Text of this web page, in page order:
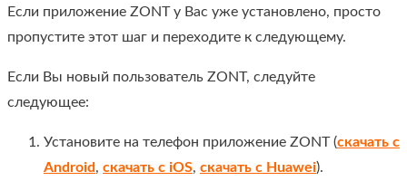
Если приложение ZONT у Вас уже установлено, просто
пропустите этот шаг и переходите к следующему.
Если Вы новый пользователь ZONT, следуйте
следующее:
Установите на телефон приложение ZONT (скачать с
Android, скачать с iOS, скачать с Huawei).